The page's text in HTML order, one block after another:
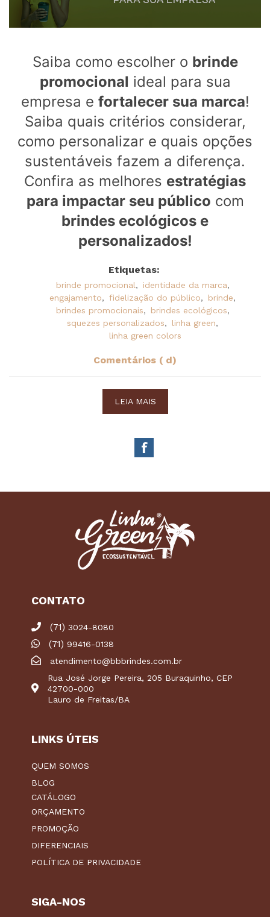
Saiba como escolher o brinde
promocional ideal para sua
empresa e fortalecer sua marca!
Saiba quais critérios considerar,
como personalizar e quais opções
sustentáveis fazem a diferença.
Confira as melhores estratégias
para impactar seu público com
brindes ecológicos e
personalizados!
Etiquetas:
brinde promocional, identidade da marca,
engajamento, fidelização do público, brinde,
brindes promocionais, brindes ecológicos,
squezes personalizados, linha green,
linha green colors
Comentários ( d)
LEIA MAIS
CONTATO
(71) 3024-8080
(71) 99416-0138
atendimento@bbbrindes.com.br
Rua José Jorge Pereira, 205 Buraquinho, CEP
42700-000
Lauro de Freitas/BA
LINKS ÚTEIS
QUEM SOMOS
BLOG
CATÁLOGO
ORÇAMENTO
PROMOÇÃO
DIFERENCIAIS
POLÍTICA DE PRIVACIDADE
SIGA-NOS